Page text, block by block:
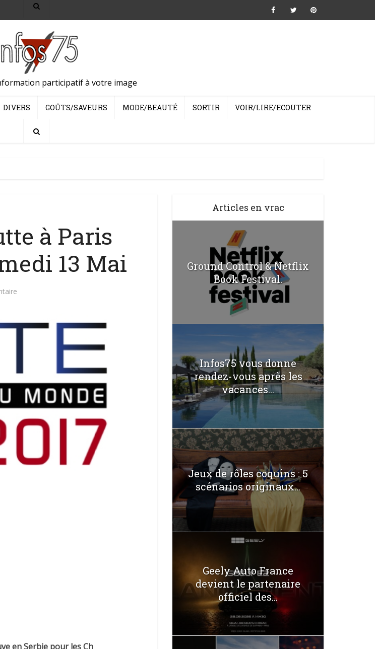
participatif à votre image
DIVERS GOÛTS/SAVEURS MODE/BEAUTÉ SORTIR VOIR/LIRE/ECOUTER
à Paris
13 Mai
en Serbie pour les Ch
Articles en vrac
Ground Control & Netflix
Book Festival.
Infos75 vous donne
rendez-vous après les
vacances...
Jeux de rôles coquins : 5
scénarios originaux...
Geely Auto France
devient le partenaire
officiel des...